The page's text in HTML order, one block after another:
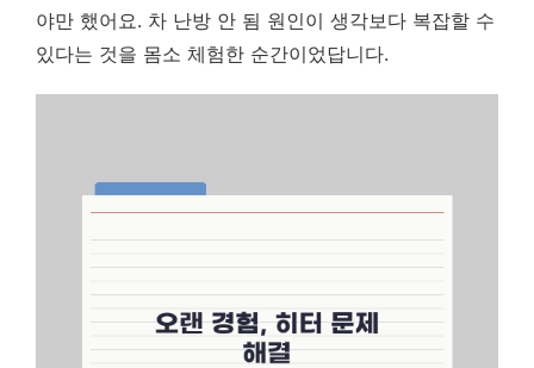
야만 했어요. 차 난방 안 됨 원인이 생각보다 복잡할 수
있다는 것을 몸소 체험한 순간이었답니다.